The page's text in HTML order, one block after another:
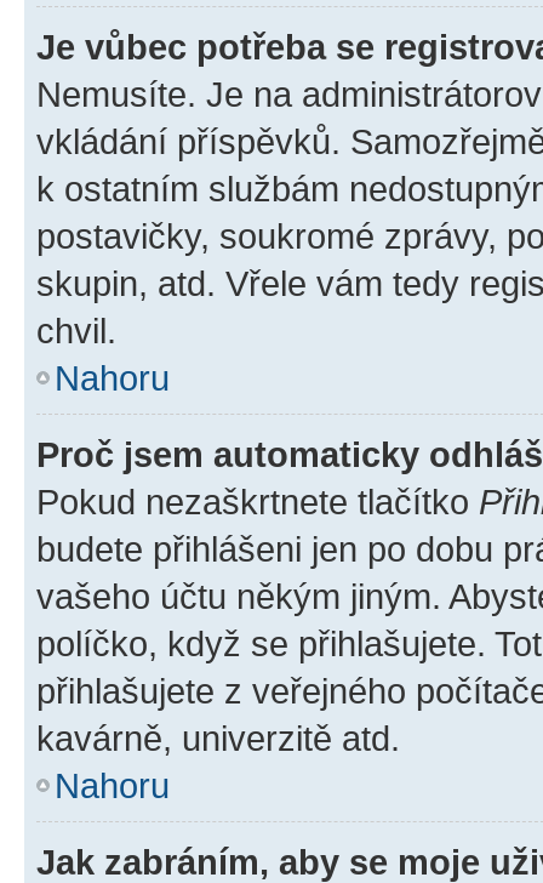
Je vůbec potřeba se
Nemusíte. Je na
vkládání příspěvků.
k ostatním službám
postavičky, soukromé zprávy,
skupin, atd. Vřele vám tedy
chvil.
Nahoru
Proč jsem automaticky
Pokud nezaškrtnete tlačítko
budete přihlášeni jen po dobu
vašeho účtu někým jiným.
políčko, když se přihlašujete.
přihlašujete z veřejného
kavárně, univerzitě atd.
Nahoru
Jak zabráním, aby se moje